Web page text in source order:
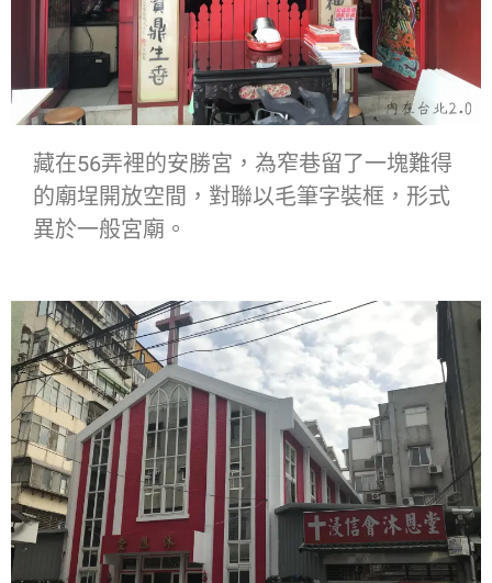
藏在56弄裡的安勝宮，為窄巷留了一塊難得
的廟埕開放空間，對聯以毛筆字裝框，形式
異於一般宮廟。